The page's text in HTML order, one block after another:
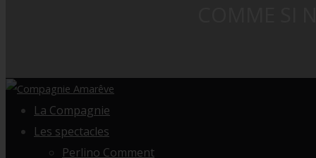
La Compagnie
Les spectacles
Perlino Comment